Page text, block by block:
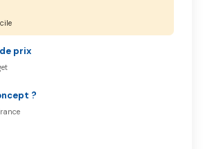
prix
?